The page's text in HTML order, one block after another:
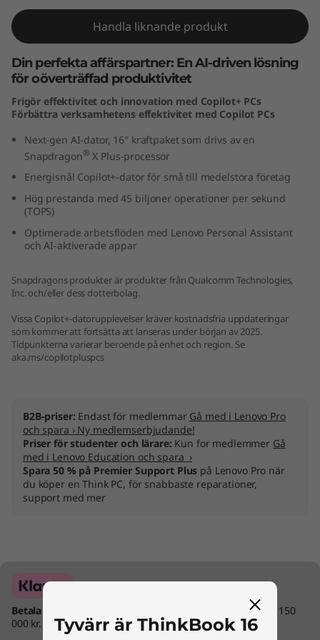
a
p
d
a
g
o
n
Handla liknande produkt
Din perfekta affärspartner: En AI-driven lösning
för oöverträffad produktivitet
Frigör effektivitet och innovation med Copilot+ PCs
Förbättra verksamhetens effektivitet med Copilot PCs
Next-gen AI-dator, 16″ kraftpaket som drivs av en
Snapdragon® X Plus-processor
Energisnål Copilot+-dator för små till medelstora företag
Hög prestanda med 45 biljoner operationer per sekund
(TOPS)
Optimerade arbetsflöden med Lenovo Personal Assistant
och AI-aktiverade appar
Snapdragons produkter är produkter från Qualcomm Technologies,
Inc. och/eller dess dotterbolag.
Vissa Copilot+-datorupplevelser kräver kostnadsfria uppdateringar
som kommer att fortsätta att lanseras under början av 2025.
Tidpunkterna varierar beroende på enhet och region. Se
aka.ms/copilotpluspcs
B2B-priser: Endast för medlemmar Gå med i Lenovo Pro
och spara › Ny medlemserbjudande!
Priser för studenter och lärare: Kun for medlemmer Gå
med i Lenovo Education och spara ›
Spara 50 % på Premier Support Plus på Lenovo Pro när
du köper en Think PC, för snabbaste reparationer,
support med mer
Betala direkt eller inom 30 dagar.
Maximalt ordervärde 150
000 kr.
Tyvärr är ThinkBook 16